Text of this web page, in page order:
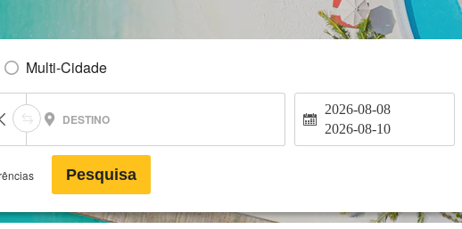
Multi-Cidade
DESTINO
2026-08-08
2026-08-10
Pesquisa